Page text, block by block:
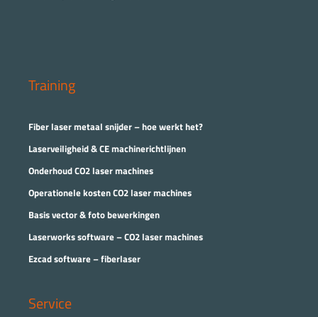
Training
Fiber laser metaal snijder – hoe werkt het?
Laserveiligheid & CE machinerichtlijnen
Onderhoud CO2 laser machines
Operationele kosten CO2 laser machines
Basis vector & foto bewerkingen
Laserworks software – CO2 laser machines
Ezcad software – fiberlaser
Service